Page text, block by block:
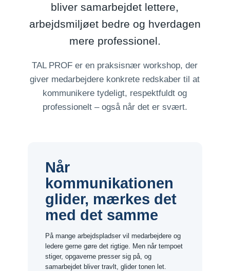
bliver samarbejdet lettere,
arbejdsmiljøet bedre og hverdagen
mere professionel.
TAL PROF er en praksisnær workshop, der
giver medarbejdere konkrete redskaber til at
kommunikere tydeligt, respektfuldt og
professionelt – også når det er svært.
Når
kommunikationen
glider, mærkes det
med det samme
På mange arbejdspladser vil medarbejdere og
ledere gerne gøre det rigtige. Men når tempoet
stiger, opgaverne presser sig på, og
samarbejdet bliver travlt, glider tonen let.